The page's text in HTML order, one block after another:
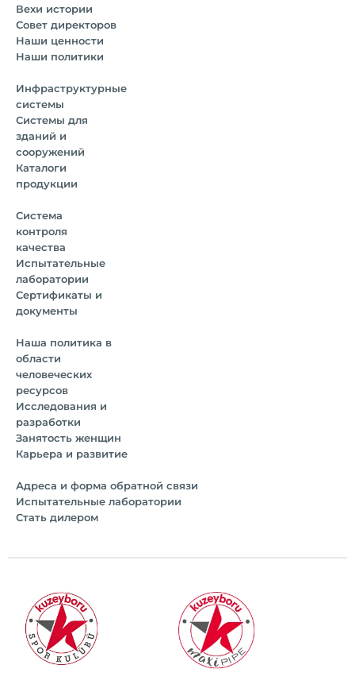
Вехи истории
Совет директоров
Наши ценности
Наши политики
Инфраструктурные
системы
Системы для
зданий и
сооружений
Каталоги
продукции
Система
контроля
качества
Испытательные
лаборатории
Сертификаты и
документы
Наша политика в
области
человеческих
ресурсов
Исследования и
разработки
Занятость женщин
Карьера и развитие
Адреса и форма обратной связи
Испытательные лаборатории
Стать дилером